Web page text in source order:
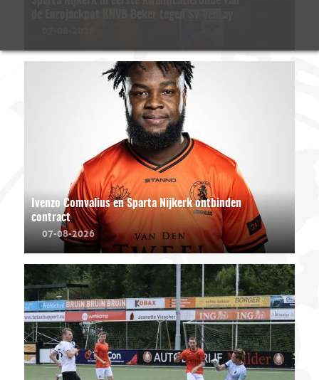
Ivenzo Comvalius en Sparta Nijkerk ontbinden
contract
07-08-2026